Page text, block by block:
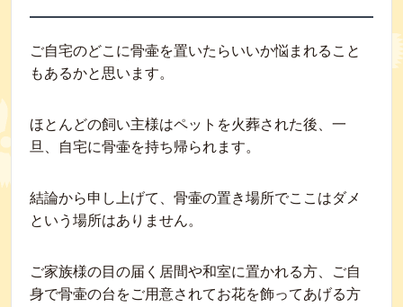
ご自宅のどこに骨壷を置いたらいいか悩まれること
もあるかと思います。
ほとんどの飼い主様はペットを火葬された後、一
旦、自宅に骨壷を持ち帰られます。
結論から申し上げて、骨壷の置き場所でここはダメ
という場所はありません。
ご家族様の目の届く居間や和室に置かれる方、ご自
身で骨壷の台をご用意されてお花を飾ってあげる方